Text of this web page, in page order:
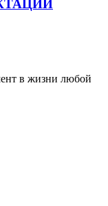
в жизни любой